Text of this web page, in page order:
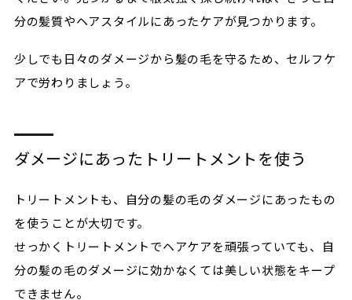
分の髪質やヘアスタイルにあったケアが見つかります。
少しでも日々のダメージから髪の毛を守るため、セルフケ
アで労わりましょう。
ダメージにあったトリートメントを使う
トリートメントも、自分の髪の毛のダメージにあったもの
を使うことが大切です。
せっかくトリートメントでヘアケアを頑張っていても、自
分の髪の毛のダメージに効かなくては美しい状態をキープ
できません。